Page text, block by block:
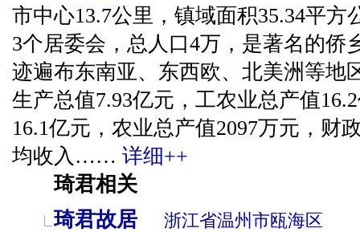
市中心13.7公里，镇域面积35.34平方
3个居委会，总人口4万，是著名的侨
迹遍布东南亚、东西欧、北美洲等地
生产总值7.93亿元，工农业总产值
16.1亿元，农业总产值2097万元，财
均收入…… 详细++
琦君相关
琦君故居
浙江省温州市瓯海区